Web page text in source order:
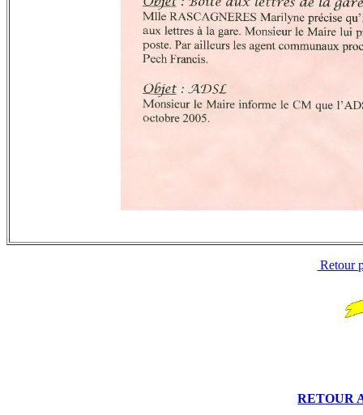
Retour
RETOUR